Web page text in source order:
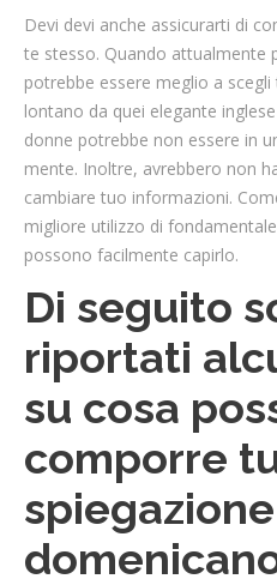
Devi devi anche assicurarti di
te stesso. Quando attualmente
potrebbe essere meglio a
lontano da quei elegante
donne potrebbe non essere in
mente. Inoltre, avrebbero non
cambiare tuo informazioni.
migliore utilizzo di
possono facilmente capirlo.
Di seguito
riportati
su cosa
comporre